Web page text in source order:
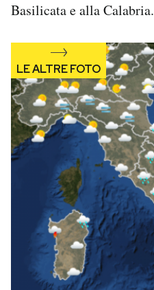
Esci
Basilicata e alla Calabria.